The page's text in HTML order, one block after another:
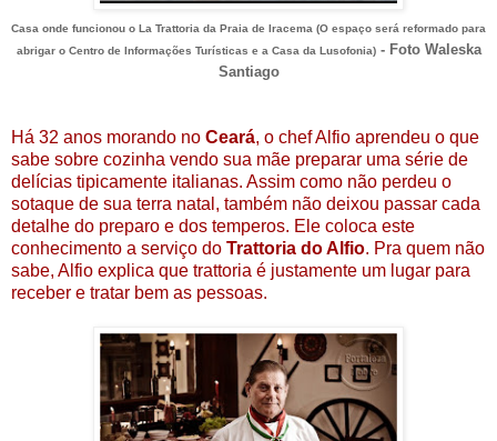
Casa onde funcionou o La Trattoria da Praia de Iracema (O espaço será reformado para
abrigar o Centro de Informações Turísticas e a Casa da Lusofonia)- Foto Waleska
Santiago
Há 32 anos morando no Ceará, o chef Alfio aprendeu o que
sabe sobre cozinha vendo sua mãe preparar uma série de
delícias tipicamente italianas. Assim como não perdeu o
sotaque de sua terra natal, também não deixou passar cada
detalhe do preparo e dos temperos. Ele coloca este
conhecimento a serviço do Trattoria do Alfio. Pra quem não
sabe, Alfio explica que trattoria é justamente um lugar para
receber e tratar bem as pessoas.